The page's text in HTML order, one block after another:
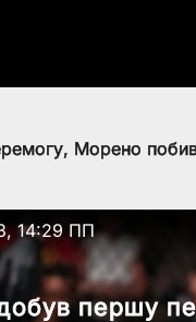
Морено
14:29 ПП
першу